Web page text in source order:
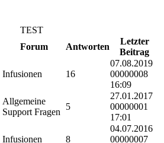
TEST
Forum Antworten
Letzter
Beitrag
Infusionen 16
07.08.2019
00000008
16:09
Allgemeine
Support Fragen
5
27.01.2017
00000001
17:01
Infusionen 8
04.07.2016
00000007